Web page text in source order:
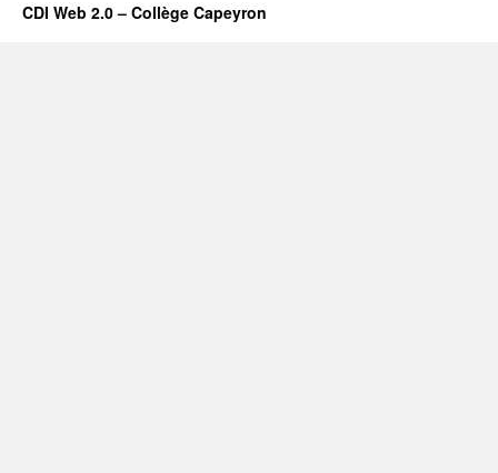
CDI Web 2.0 – Collège Capeyron